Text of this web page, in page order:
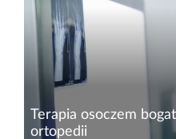
Jednym z
są stymulatory
Terapia osoczem
ortopedii